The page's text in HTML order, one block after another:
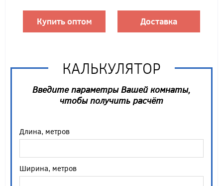
Купить оптом Доставка
КАЛЬКУЛЯТОР
Введите параметры Вашей комнаты,
чтобы получить расчёт
Длина, метров
Ширина, метров